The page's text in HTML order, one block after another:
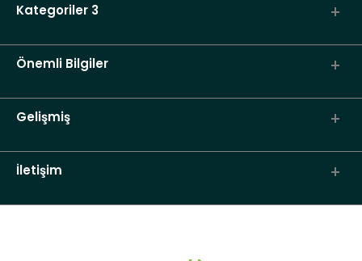
Kategoriler 3
Önemli Bilgiler
Gelişmiş
İletişim